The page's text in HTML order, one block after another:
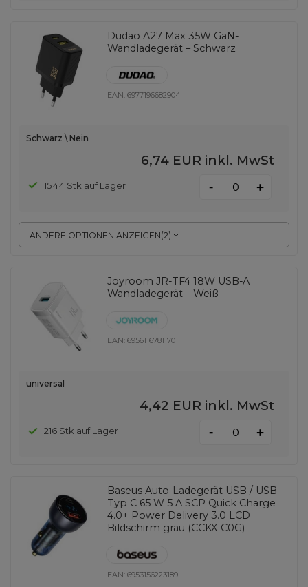
Dudao A27 Max 35W GaN-
Wandladegerät – Schwarz
EAN:6977196682904
ANDERE OPTIONEN ANZEIGEN(2)
Schwarz \ Nein
6,74 EUR inkl. MwSt
1544 Stk auf Lager - +
Joyroom JR-TF4 18W USB-A
Wandladegerät – Weiß
EAN:6956116781170
universal
4,42 EUR inkl. MwSt
216 Stk auf Lager - +
Baseus Auto-Ladegerät USB / USB
Typ C 65 W 5 A SCP Quick Charge
4.0+ Power Delivery 3.0 LCD
Bildschirm grau (CCKX-C0G)
EAN:6953156223189